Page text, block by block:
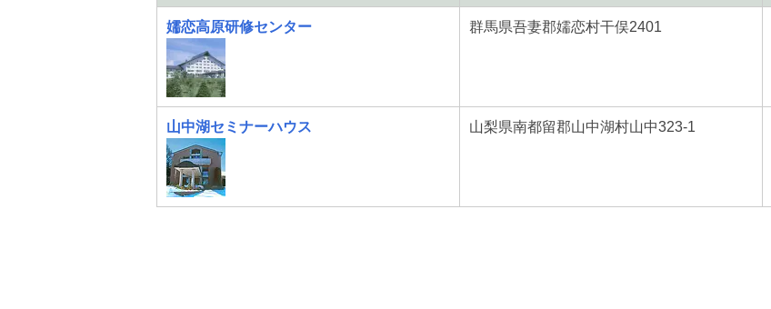
嬬恋高原研修センター 群馬県吾妻郡嬬恋村干俣2401
山中湖セミナーハウス 山梨県南都留郡山中湖村山中323-1